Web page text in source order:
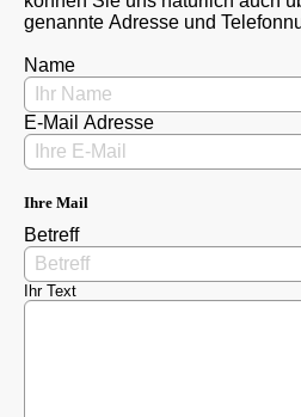
genannte Adresse und
Name
E-Mail Adresse
Ihre Mail
Betreff
Ihr Text